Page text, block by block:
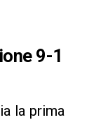
9-1
la prima